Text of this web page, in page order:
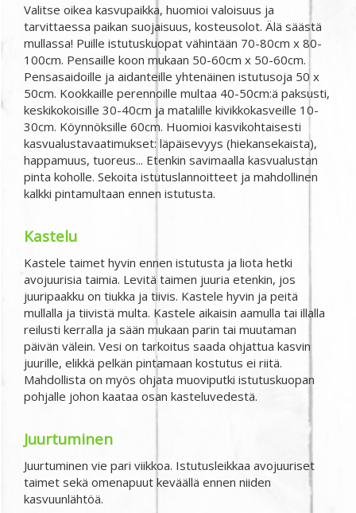
Valitse oikea kasvupaikka, huomioi valoisuus ja
tarvittaessa paikan suojaisuus, kosteusolot. Älä säästä
mullassa! Puille istutuskuopat vähintään 70-80cm x 80-
100cm. Pensaille koon mukaan 50-60cm x 50-60cm.
Pensasaidoille ja aidanteille yhtenäinen istutusoja 50 x
50cm. Kookkaille perennoille multaa 40-50cm:ä paksusti,
keskikokoisille 30-40cm ja matalille kivikkokasveille 10-
30cm. Köynnöksille 60cm. Huomioi kasvikohtaisesti
kasvualustavaatimukset: läpäisevyys (hiekansekaista),
happamuus, tuoreus... Etenkin savimaalla kasvualustan
pinta koholle. Sekoita istutuslannoitteet ja mahdollinen
kalkki pintamultaan ennen istutusta.
Kastelu
Kastele taimet hyvin ennen istutusta ja liota hetki
avojuurisia taimia. Levitä taimen juuria etenkin, jos
juuripaakku on tiukka ja tiivis. Kastele hyvin ja peitä
mullalla ja tiivistä multa. Kastele aikaisin aamulla tai illalla
reilusti kerralla ja sään mukaan parin tai muutaman
päivän välein. Vesi on tarkoitus saada ohjattua kasvin
juurille, elikkä pelkän pintamaan kostutus ei riitä.
Mahdollista on myös ohjata muoviputki istutuskuopan
pohjalle johon kaataa osan kasteluvedestä.
Juurtuminen
Juurtuminen vie pari viikkoa. Istutusleikkaa avojuuriset
taimet sekä omenapuut keväällä ennen niiden
kasvuunlähtöä.